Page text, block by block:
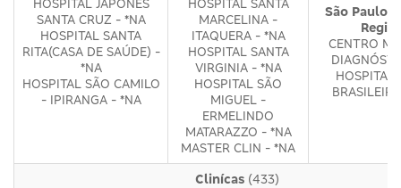
HOSPITAL JAPONÊS
SANTA CRUZ - *NA
HOSPITAL SANTA
RITA(CASA DE SAÚDE) -
*NA
HOSPITAL SÃO CAMILO
- IPIRANGA - *NA
HOSPITAL SANTA
MARCELINA -
ITAQUERA - *NA
HOSPITAL SANTA
VIRGINIA - *NA
HOSPITAL SÃO
MIGUEL -
ERMELINDO
MATARAZZO - *NA
MASTER CLIN - *NA
São Paulo
CENTRO
HOSPITAL
Clinícas (433)